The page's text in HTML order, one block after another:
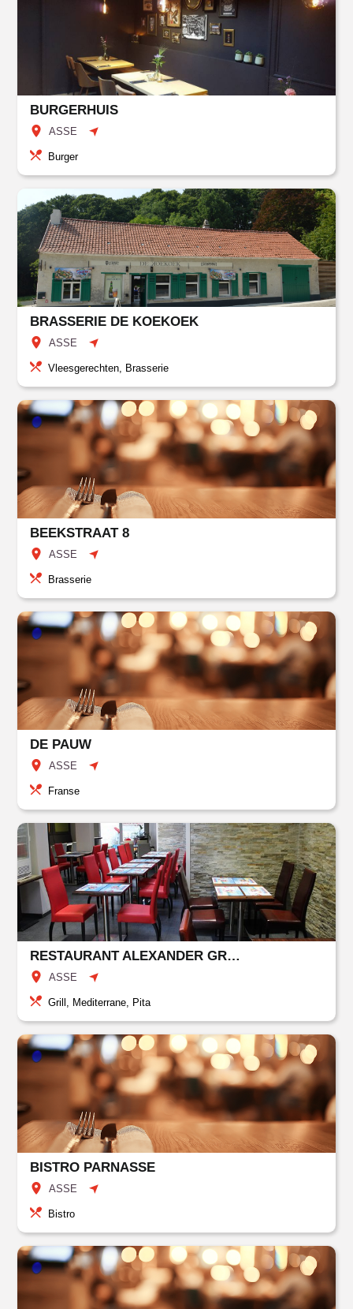
BURGERHUIS
ASSE
Burger
BRASSERIE DE KOEKOEK
ASSE
Vleesgerechten, Brasserie
BEEKSTRAAT 8
ASSE
Brasserie
DE PAUW
ASSE
Franse
RESTAURANT ALEXANDER GRILL
ASSE
Grill, Mediterrane, Pita
BISTRO PARNASSE
ASSE
Bistro